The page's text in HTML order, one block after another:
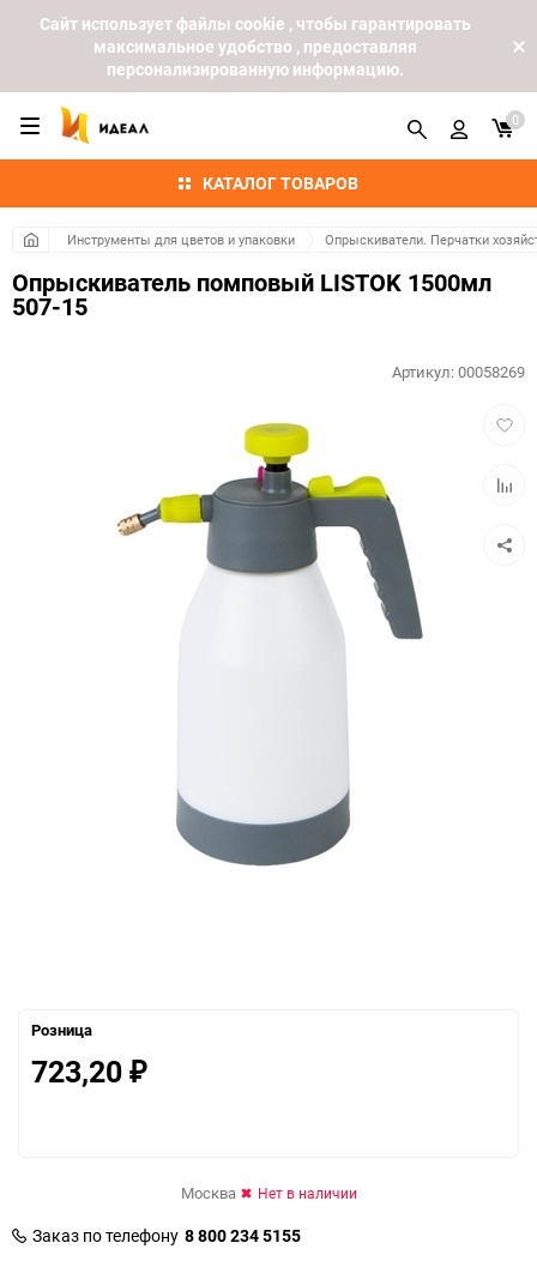
Cайт использует файлы cookie , чтобы гарантировать
максимальное удобство , предоставляя
персонализированную информацию.
КАТАЛОГ ТОВАРОВ
0
Инструменты для цветов и упаковки Опрыскиватели. Перчатки
Опрыскиватель помповый LISTOK 1500мл
507-15
Артикул:00058269
Розница
723,20 ₽
Москва Нет в наличии
Заказ по телефону 8 800 234 5155